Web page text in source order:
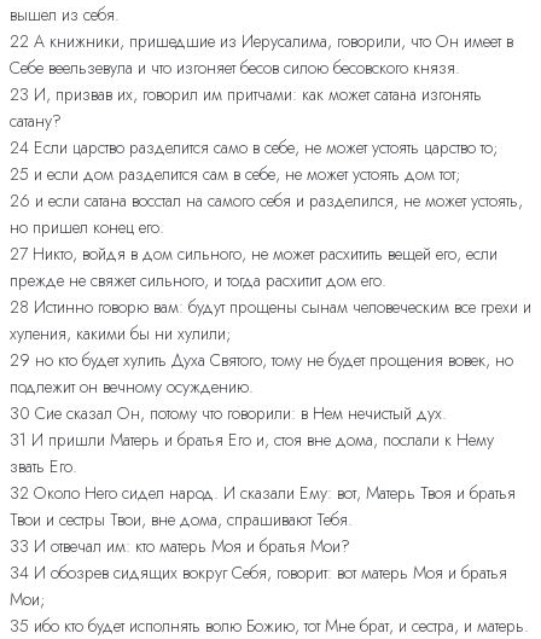
вышел из себя.
22 А книжники, пришедшие из Иерусалима, говорили, что Он имеет в
Себе веельзевула и что изгоняет бесов силою бесовского князя.
23 И, призвав их, говорил им притчами: как может сатана изгонять
сатану?
24 Если царство разделится само в себе, не может устоять царство то;
25 и если дом разделится сам в себе, не может устоять дом тот;
26 и если сатана восстал на самого себя и разделился, не может устоять,
но пришел конец его.
27 Никто, войдя в дом сильного, не может расхитить вещей его, если
прежде не свяжет сильного, и тогда расхитит дом его.
28 Истинно говорю вам: будут прощены сынам человеческим все грехи и
хуления, какими бы ни хулили;
29 но кто будет хулить Духа Святого, тому не будет прощения вовек, но
подлежит он вечному осуждению.
30 Сие сказал Он, потому что говорили: в Нем нечистый дух.
31 И пришли Матерь и братья Его и, стоя вне дома, послали к Нему
звать Его.
32 Около Него сидел народ. И сказали Ему: вот, Матерь Твоя и братья
Твои и сестры Твои, вне дома, спрашивают Тебя.
33 И отвечал им: кто матерь Моя и братья Мои?
34 И обозрев сидящих вокруг Себя, говорит: вот матерь Моя и братья
Мои;
35 ибо кто будет исполнять волю Божию, тот Мне брат, и сестра, и матерь.